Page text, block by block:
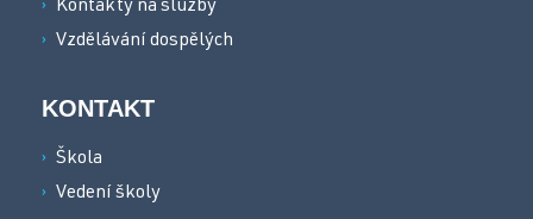
Kontakty na služby
Vzdělávání dospělých
KONTAKT
Škola
Vedení školy